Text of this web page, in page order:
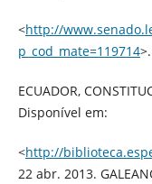
<http://
p_cod_mate=119714
ECUADOR,
Disponível em:
<http://
22 abr. 2013.